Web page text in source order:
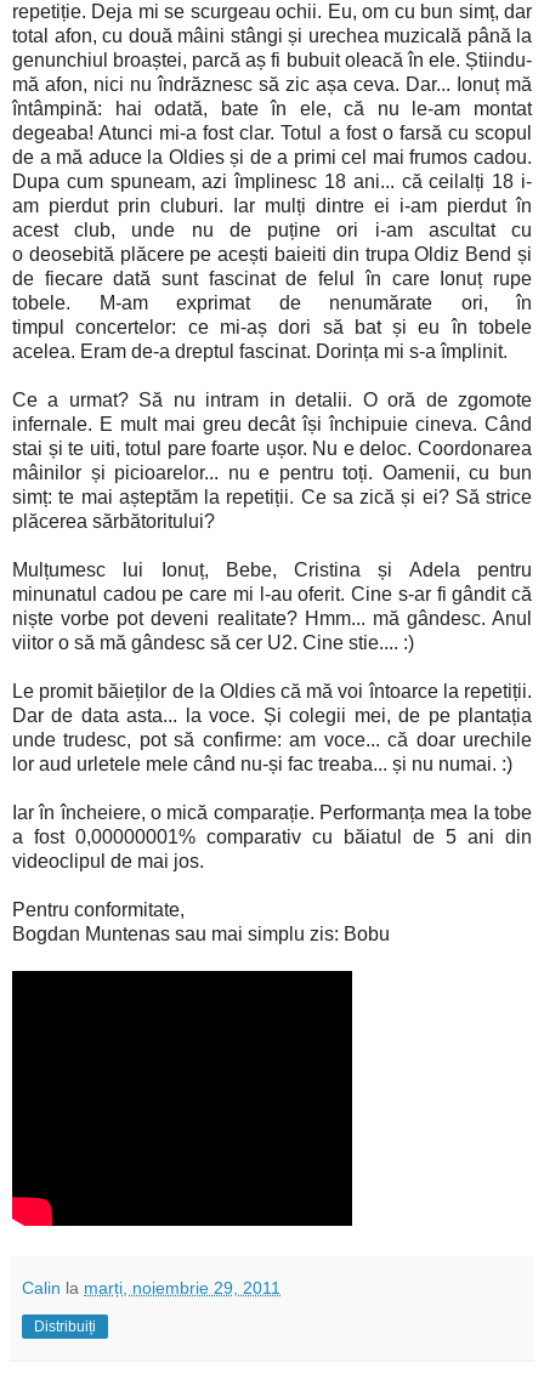
repetiție. Deja mi se scurgeau ochii. Eu, om cu bun simț, dar
total afon, cu două mâini stângi și urechea muzicală până la
genunchiul broaștei, parcă aș fi bubuit oleacă în ele. Știindu-
mă afon, nici nu îndrăznesc să zic așa ceva. Dar... Ionuț mă
întâmpină: hai odată, bate în ele, că nu le-am montat
degeaba! Atunci mi-a fost clar. Totul a fost o farsă cu scopul
de a mă aduce la Oldies și de a primi cel mai frumos cadou.
Dupa cum spuneam, azi împlinesc 18 ani... că ceilalți 18 i-
am pierdut prin cluburi. Iar mulți dintre ei i-am pierdut în
acest club, unde nu de puține ori i-am ascultat cu
o deosebită plăcere pe acești baieiti din trupa Oldiz Bend și
de fiecare dată sunt fascinat de felul în care Ionuț rupe
tobele. M-am exprimat de nenumărate ori, în
timpul concertelor: ce mi-aș dori să bat și eu în tobele
acelea. Eram de-a dreptul fascinat. Dorința mi s-a împlinit.
Ce a urmat? Să nu intram in detalii. O oră de zgomote
infernale. E mult mai greu decât își închipuie cineva. Când
stai și te uiti, totul pare foarte ușor. Nu e deloc. Coordonarea
mâinilor și picioarelor... nu e pentru toți. Oamenii, cu bun
simț: te mai așteptăm la repetiții. Ce sa zică și ei? Să strice
plăcerea sărbătoritului?
Mulțumesc lui Ionuț, Bebe, Cristina și Adela pentru
minunatul cadou pe care mi l-au oferit. Cine s-ar fi gândit că
niște vorbe pot deveni realitate? Hmm... mă gândesc. Anul
viitor o să mă gândesc să cer U2. Cine stie.... :)
Le promit băieților de la Oldies că mă voi întoarce la repetiții.
Dar de data asta... la voce. Și colegii mei, de pe plantația
unde trudesc, pot să confirme: am voce... că doar urechile
lor aud urletele mele când nu-și fac treaba... și nu numai. :)
Iar în încheiere, o mică comparație. Performanța mea la tobe
a fost 0,00000001% comparativ cu băiatul de 5 ani din
videoclipul de mai jos.
Pentru conformitate,
Bogdan Muntenas sau mai simplu zis: Bobu
Calin la marți, noiembrie 29, 2011
Distribuiți